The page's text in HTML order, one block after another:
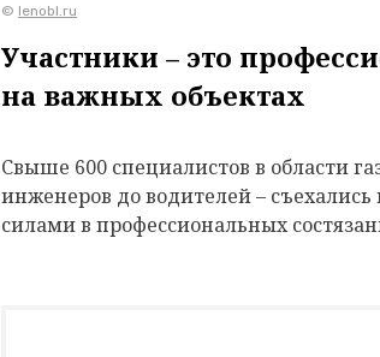
© lenobl.ru
Участники – это
на важных объектах
Свыше 600 специалистов в области
инженеров до водителей –
силами в профессиональных